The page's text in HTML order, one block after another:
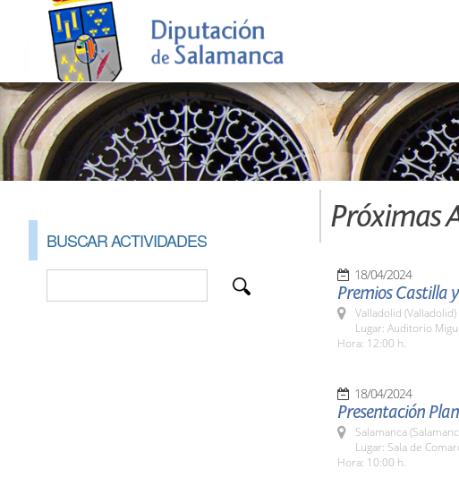
BUSCAR ACTIVIDADES
Próximas
18/04/2024
Premios Castilla
Valladolid (Valladolid)
Lugar: Auditorio
Hora: 12:00 h.
18/04/2024
Presentación
Salamanca
Lugar: Sala de
Hora: 10:00 h.